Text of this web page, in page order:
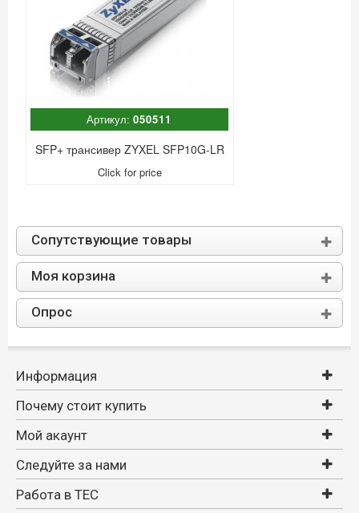
Артикул:050511
SFP+ трансивер ZYXEL SFP10G-LR
Click for price
Сопутствующие товары
Моя корзина
Опрос
Информация
Почему стоит купить
Мой акаунт
Следуйте за нами
Работа в TEC